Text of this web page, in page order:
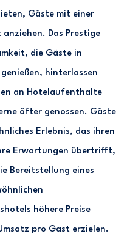
Gäste mit einer
Das Prestige
die Gäste in
hinterlassen
an Hotelaufenthalte
öfter genossen. Gäste
Erlebnis, das ihren
Erwartungen übertrifft,
Bereitstellung eines
höhere Preise
pro Gast erzielen.